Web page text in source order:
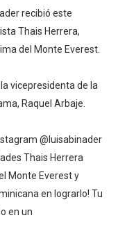
cúpula
de Notarios hace
recibió este
Thais Herrera,
del Monte Everest.
vicepresidenta de la
Raquel Arbaje.
@luisabinader
Thais Herrera
Monte Everest y
en lograrlo! Tu
en un